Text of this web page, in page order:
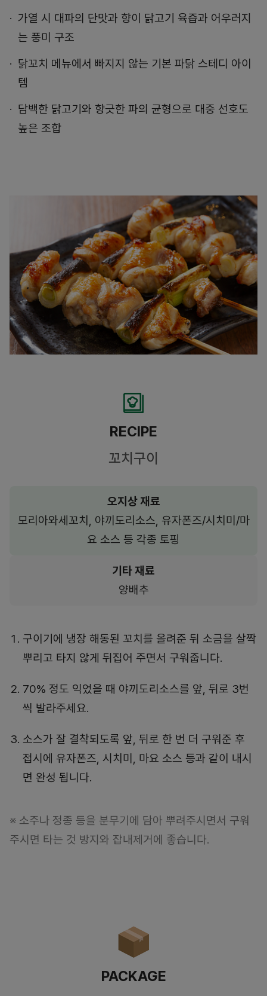
가열 시 대파의 단맛과 향이 닭고기 육즙과 어우러지
는 풍미 구조
닭꼬치 메뉴에서 빠지지 않는 기본 파닭 스테디 아이
템
담백한 닭고기와 향긋한 파의 균형으로 대중 선호도
높은 조합
RECIPE
꼬치구이
오지상 재료
모리아와세꼬치, 야끼도리소스, 유자폰즈/시치미/마
요 소스 등 각종 토핑
기타 재료
양배추
구이기에 냉장 해동된 꼬치를 올려준 뒤 소금을 살짝
뿌리고 타지 않게 뒤집어 주면서 구워줍니다.
70% 정도 익었을 때 야끼도리소스를 앞, 뒤로 3번
씩 발라주세요.
소스가 잘 결착되도록 앞, 뒤로 한 번 더 구워준 후
접시에 유자폰즈, 시치미, 마요 소스 등과 같이 내시
면 완성 됩니다.
※ 소주나 정종 등을 분무기에 담아 뿌려주시면서 구워
주시면 타는 것 방지와 잡내제거에 좋습니다.
PACKAGE